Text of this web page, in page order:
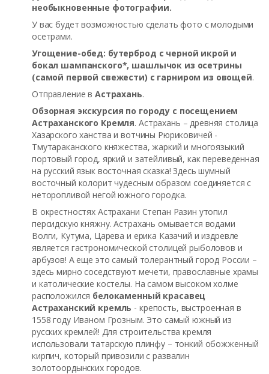
необыкновенные фотографии.
У вас будет возможностью сделать фото с молодыми
осетрами.
Угощение-обед: бутерброд с черной икрой и
бокал шампанского*, шашлычок из осетрины
(самой первой свежести) с гарниром из овощей.
Отправление вАстрахань.
Обзорная экскурсия по городу с посещением
Астраханского Кремля. Астрахань – древняя столица
Хазарского ханства и вотчины Рюриковичей -
Тмутараканского княжества, жаркий и многоязыкий
портовый город, яркий и затейливый, как переведенная
на русский язык восточная сказка! Здесь шумный
восточный колорит чудесным образом соединяется с
неторопливой негой южного городка.
В окрестностях Астрахани Степан Разин утопил
персидскую княжну. Астрахань омывается водами
Волги, Кутума, Царева и ерика Казачий и издревле
является гастрономической столицей рыболовов и
арбузов! А еще это самый толерантный город России –
здесь мирно соседствуют мечети, православные храмы
и католические костелы. На самом высоком холме
расположился белокаменный красавец
Астраханский кремль - крепость, выстроенная в
1558 году Иваном Грозным. Это самый южный из
русских кремлей! Для строительства кремля
использовали татарскую плинфу – тонкий обожженный
кирпич, который привозили с развалин
золотоордынских городов.